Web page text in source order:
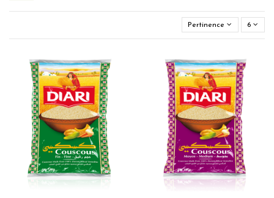
Pertinence 6
COUSCOUS DIARI FIN COUSCOUS DIARI MOYEN